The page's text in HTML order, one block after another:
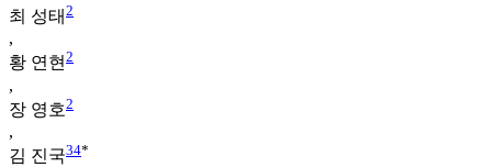
최 성태 2
,
황 연현2
,
장 영호2
,
김 진국34*